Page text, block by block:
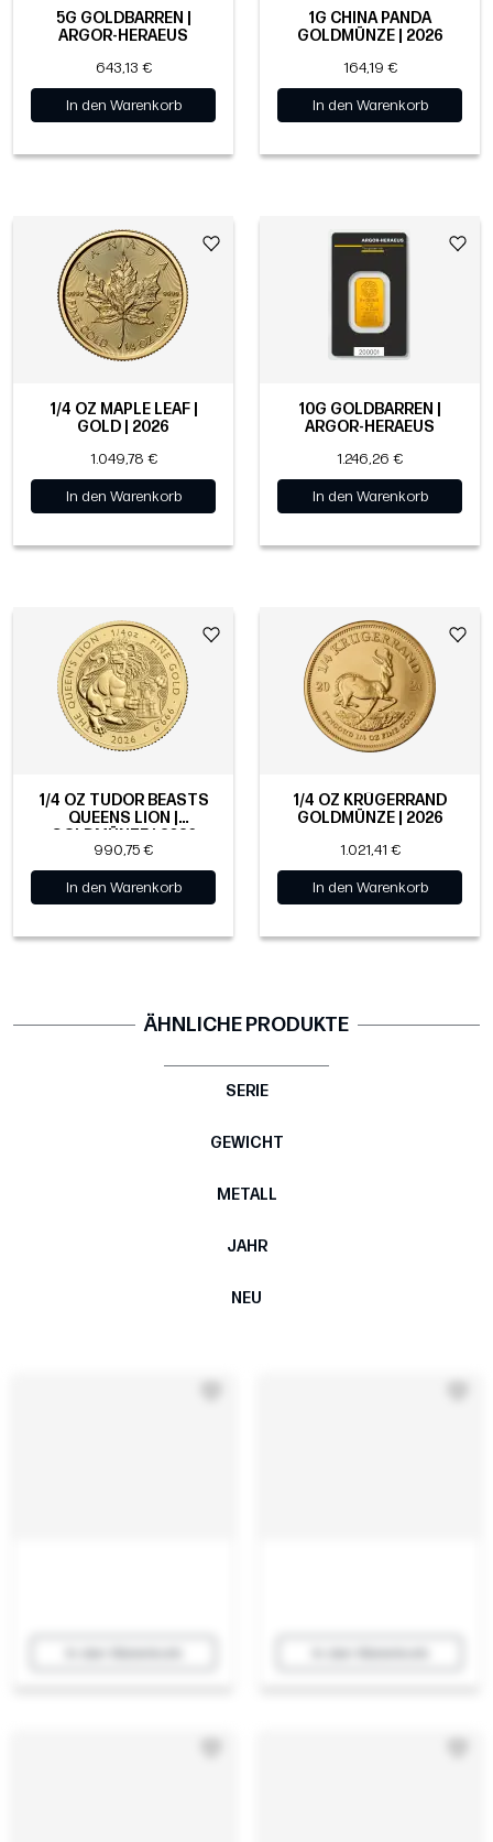
5G GOLDBARREN |
ARGOR-HERAEUS
643,13 €
In den Warenkorb
1G CHINA PANDA
GOLDMÜNZE | 2026
164,19 €
In den Warenkorb
1/4 OZ MAPLE LEAF |
GOLD | 2026
1.049,78 €
In den Warenkorb
10G GOLDBARREN |
ARGOR-HERAEUS
1.246,26 €
In den Warenkorb
1/4 OZ TUDOR BEASTS
QUEENS LION |
GOLDMÜNZE | 2026
990,75 €
In den Warenkorb
1/4 OZ KRÜGERRAND
GOLDMÜNZE | 2026
1.021,41 €
In den Warenkorb
ÄHNLICHE PRODUKTE
SERIE
GEWICHT
METALL
JAHR
NEU